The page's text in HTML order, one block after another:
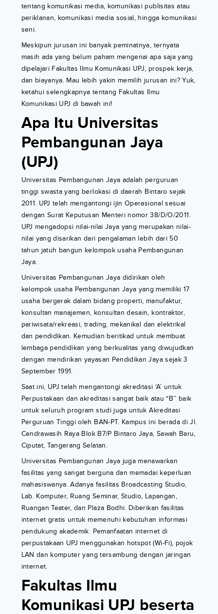
tentang komunikasi media, komunikasi publisitas atau
periklanan, komunikasi media sosial, hingga komunikasi
seni.
Meskipun jurusan ini banyak peminatnya, ternyata
masih ada yang belum paham mengenai apa saja yang
dipelajari Fakultas Ilmu Komunikasi UPJ, prospek kerja,
dan biayanya. Mau lebih yakin memilih jurusan ini? Yuk,
ketahui selengkapnya tentang Fakultas Ilmu
Komunikasi UPJ di bawah ini!
Apa Itu Universitas
Pembangunan Jaya
(UPJ)
Universitas Pembangunan Jaya adalah perguruan
tinggi swasta yang berlokasi di daerah Bintaro sejak
2011. UPJ telah mengantongi ijin Operasional sesuai
dengan Surat Keputusan Menteri nomor 38/D/O/2011.
UPJ mengadopsi nilai-nilai Jaya yang merupakan nilai-
nilai yang disarikan dari pengalaman lebih dari 50
tahun jatuh bangun kelompok usaha Pembangunan
Jaya.
Universitas Pembangunan Jaya didirikan oleh
kelompok usaha Pembangunan Jaya yang memiliki 17
usaha bergerak dalam bidang properti, manufaktur,
konsultan manajemen, konsultan desain, kontraktor,
pariwisata/rekreasi, trading, mekanikal dan elektrikal
dan pendidikan. Kemudian beritikad untuk membuat
lembaga pendidikan yang berkualitas yang diwujudkan
dengan mendirikan yayasan Pendidikan Jaya sejak 3
September 1991.
Saat ini, UPJ telah mengantongi akreditasi ‘A’ untuk
Perpustakaan dan akreditasi sangat baik atau “B’’ baik
untuk seluruh program studi juga untuk Akreditasi
Perguruan Tinggi oleh BAN-PT. Kampus ini berada di Jl.
Cendrawasih Raya Blok B7/P Bintaro Jaya, Sawah Baru,
Ciputat, Tangerang Selatan.
Universitas Pembangunan Jaya juga menawarkan
fasilitas yang sangat berguna dan memadai keperluan
mahasiswanya. Adanya fasilitas Broadcasting Studio,
Lab. Komputer, Ruang Seminar, Studio, Lapangan,
Ruangan Teater, dan Plaza Bodhi. Diberikan fasilitas
internet gratis untuk memenuhi kebutuhan informasi
pendukung akademik. Pemanfaatan internet di
perpustakaan UPJ menggunakan hotspot (Wi-Fi), pojok
LAN dan komputer yang tersambung dengan jaringan
internet.
Fakultas Ilmu
Komunikasi UPJ beserta